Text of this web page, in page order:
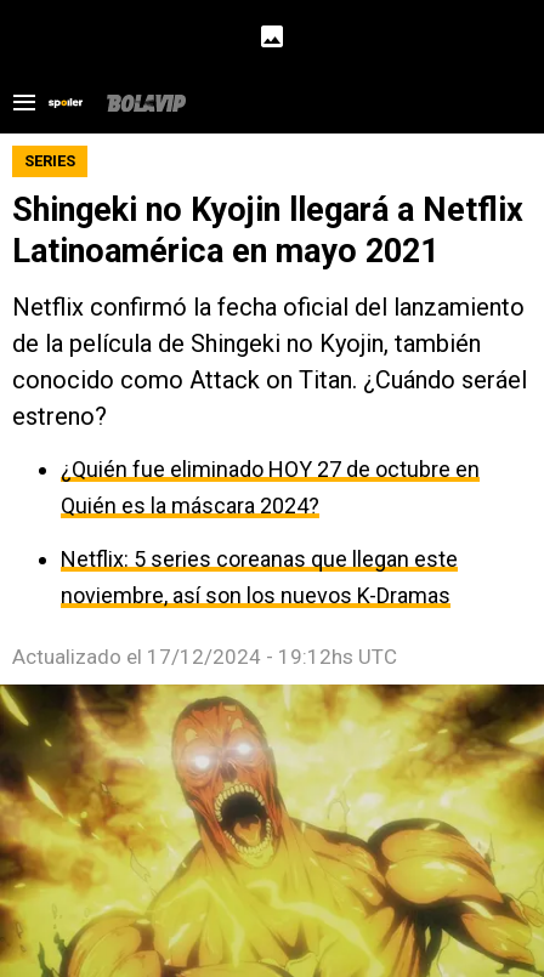
SERIES
Shingeki no Kyojin llegará a Netflix
Latinoamérica en mayo 2021
Netflix confirmó la fecha oficial del lanzamiento
de la película de Shingeki no Kyojin, también
conocido como Attack on Titan. ¿Cuándo seráel
estreno?
¿Quién fue eliminado HOY 27 de octubre en
Quién es la máscara 2024?
Netflix: 5 series coreanas que llegan este
noviembre, así son los nuevos K-Dramas
Actualizado el 17/12/2024 - 19:12hs UTC